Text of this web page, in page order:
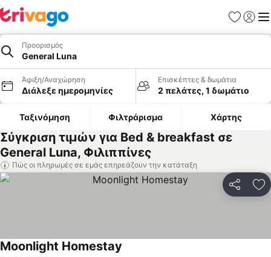
Προορισμός
General Luna
Άφιξη/Αναχώρηση
Διάλεξε ημερομηνίες
Επισκέπτες & δωμάτια
2 πελάτες, 1 δωμάτιο
Ταξινόμηση Φιλτράρισμα Χάρτης
Σύγκριση τιμών για Bed & breakfast σε
General Luna, Φιλιππίνες
Πώς οι πληρωμές σε εμάς επηρεάζουν την κατάταξη
Moonlight Homestay